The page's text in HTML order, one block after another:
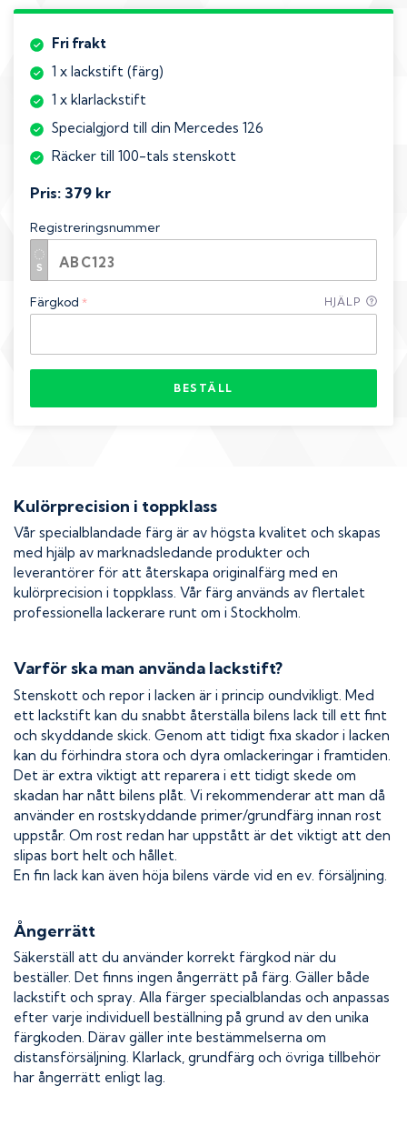
Fri frakt
1 x lackstift (färg)
1 x klarlackstift
Specialgjord till din Mercedes 126
Räcker till 100-tals stenskott
Pris: 379 kr
Registreringsnummer
Färgkod * HJÄLP
BESTÄLL
Kulörprecision i toppklass
Vår specialblandade färg är av högsta kvalitet och skapas
med hjälp av marknadsledande produkter och
leverantörer för att återskapa originalfärg med en
kulörprecision i toppklass. Vår färg används av flertalet
professionella lackerare runt om i Stockholm.
Varför ska man använda lackstift?
Stenskott och repor i lacken är i princip oundvikligt. Med
ett lackstift kan du snabbt återställa bilens lack till ett fint
och skyddande skick. Genom att tidigt fixa skador i lacken
kan du förhindra stora och dyra omlackeringar i framtiden.
Det är extra viktigt att reparera i ett tidigt skede om
skadan har nått bilens plåt. Vi rekommenderar att man då
använder en rostskyddande primer/grundfärg innan rost
uppstår. Om rost redan har uppstått är det viktigt att den
slipas bort helt och hållet.
En fin lack kan även höja bilens värde vid en ev. försäljning.
Ångerrätt
Säkerställ att du använder korrekt färgkod när du
beställer. Det finns ingen ångerrätt på färg. Gäller både
lackstift och spray. Alla färger specialblandas och anpassas
efter varje individuell beställning på grund av den unika
färgkoden. Därav gäller inte bestämmelserna om
distansförsäljning. Klarlack, grundfärg och övriga tillbehör
har ångerrätt enligt lag.